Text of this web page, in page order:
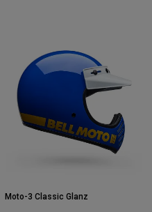
Moto-3 Classic Glanz